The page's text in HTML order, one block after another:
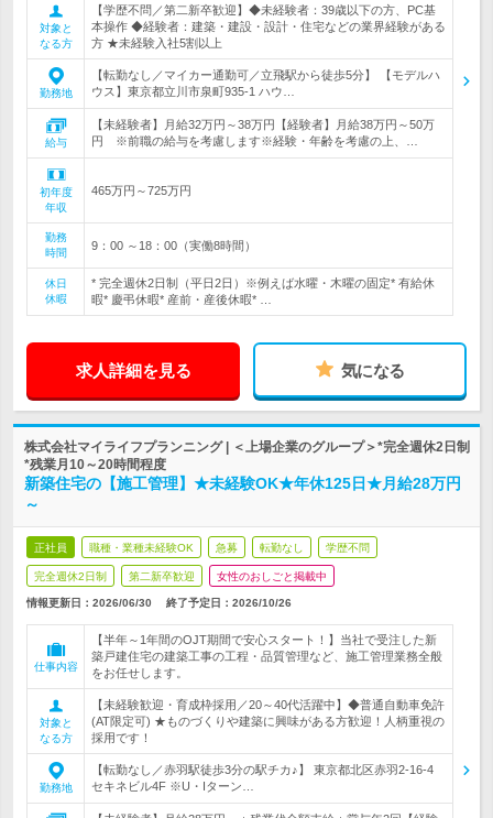
対象と
なる方
【学歴不問／第二新卒歓迎】◆未経験者：39歳以下の方、PC基
本操作 ◆経験者：建築・建設・設計・住宅などの業界経験がある
方 ★未経験入社5割以上
勤務地
【転勤なし／マイカー通勤可／立飛駅から徒歩5分】 【モデルハ
ウス】東京都立川市泉町935-1 ハウ…
給与
【未経験者】月給32万円～38万円【経験者】月給38万円～50万
円 ※前職の給与を考慮します※経験・年齢を考慮の上、…
初年度
年収
465万円～725万円
勤務
時間
9：00 ～18：00（実働8時間）
休日
休暇
* 完全週休2日制（平日2日）※例えば水曜・木曜の固定* 有給休
暇* 慶弔休暇* 産前・産後休暇* …
求人詳細を見る 気になる
株式会社マイライフプランニング | ＜上場企業のグループ＞*完全週休2日制
*残業月10～20時間程度
新築住宅の【施工管理】★未経験OK★年休125日★月給28万円
～
正社員 職種・業種未経験OK 急募 転勤なし 学歴不問
完全週休2日制 第二新卒歓迎 女性のおしごと掲載中
情報更新日：2026/06/30 終了予定日： 2026/10/26
仕事内容
【半年～1年間のOJT期間で安心スタート！】当社で受注した新
築戸建住宅の建築工事の工程・品質管理など、施工管理業務全般
をお任せします。
対象と
なる方
【未経験歓迎・育成枠採用／20～40代活躍中】◆普通自動車免許
(AT限定可) ★ものづくりや建築に興味がある方歓迎！人柄重視の
採用です！
勤務地
【転勤なし／赤羽駅徒歩3分の駅チカ♪】 東京都北区赤羽2-16-4
セキネビル4F ※U・Iターン…